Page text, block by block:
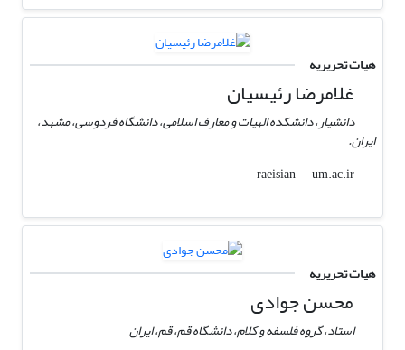
هیات تحریریه
غلامرضا رئیسیان
دانشیار، دانشکده الهیات و معارف اسلامی، دانشگاه فردوسی، مشهد،
ایران.
raeisian
um.ac.ir
هیات تحریریه
محسن جوادی
استاد، گروه فلسفه و کلام، دانشگاه قم، قم، ایران